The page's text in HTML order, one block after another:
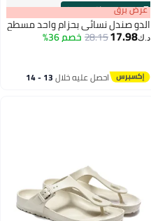
00m:00s
·باقي 100% عرض برق
الدو صندل نسائي بحزام واحد مسطح
د.ك‏17.98
28.15خصم 36%
احصل عليه خلال 13 - 14